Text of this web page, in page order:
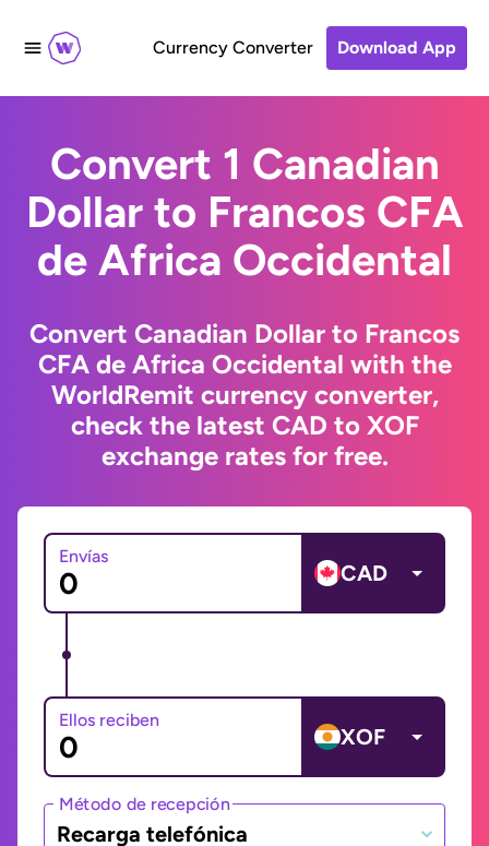
Currency Converter Download App
Convert 1 Canadian
Dollar to Francos CFA
de Africa Occidental
Convert Canadian Dollar to Francos
CFA de Africa Occidental with the
WorldRemit currency converter,
check the latest CAD to XOF
exchange rates for free.
Envías
CAD
Ellos reciben
XOF
Método de recepción
Recarga telefónica